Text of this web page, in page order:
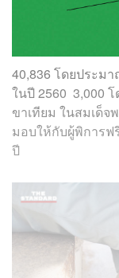
40,836 โดยประม
ในปี 2560 3,000
ขาเทียม ในสมเด็
มอบให้กับผู้พิการฟ
ปี